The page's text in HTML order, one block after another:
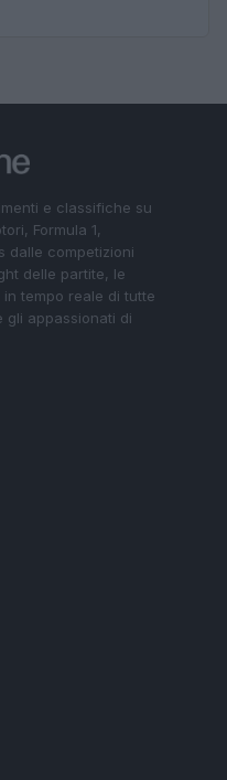
e classifiche su
Formula 1,
dalle competizioni
delle partite, le
tempo reale di tutte
gli appassionati di